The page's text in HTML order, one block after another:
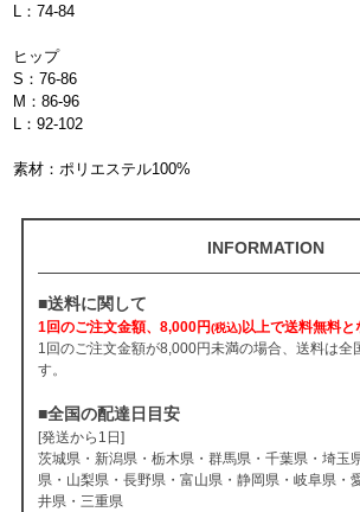
L：74-84
ヒップ
S：76-86
M：86-96
L：92-102
素材：ポリエステル100%
INFORMATION
■送料に関して
1回のご注文金額、8,000円(税込)以上で送料無料と
1回のご注文金額が8,000円未満の場合、送料は全
す。
■全国の配達日目安
[発送から1日]
茨城県・新潟県・栃木県・群馬県・千葉県・埼玉
県・山梨県・長野県・富山県・静岡県・岐阜県・
井県・三重県